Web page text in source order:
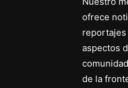
ofrece
aspectos
de la